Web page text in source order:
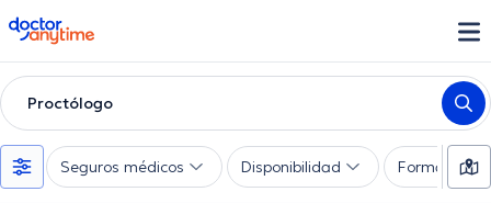
doctoranytime
Proctólogo
Seguros médicos Disponibilidad Formas de